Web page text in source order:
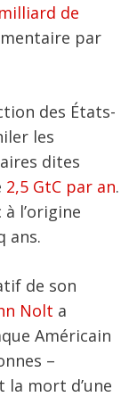
de
par
des États-
les
dites
2,5 GtC par an.
l’origine
ans.
de son
Nolt a
Américain
–
mort d’une